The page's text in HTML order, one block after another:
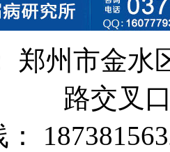
郑州市金水
路交叉
：